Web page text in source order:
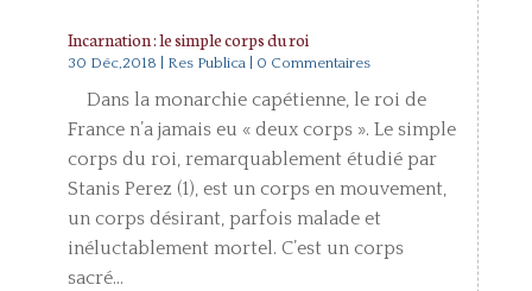
Incarnation : le simple corps du roi
30 Déc,2018 Res Publica| 0 Commentaires
Dans la monarchie capétienne, le roi de
France n’a jamais eu « deux corps ». Le simple
corps du roi, remarquablement étudié par
Stanis Perez (1), est un corps en mouvement,
un corps désirant, parfois malade et
inéluctablement mortel. C’est un corps
sacré...